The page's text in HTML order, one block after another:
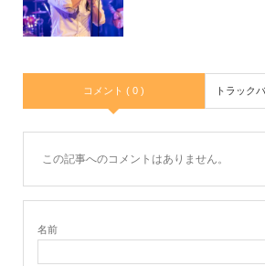
コメント ( 0 ) トラック
この記事へのコメントはありません。
名前